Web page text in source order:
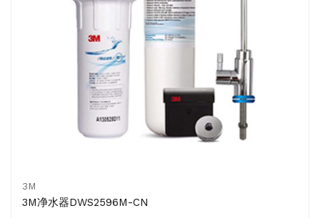
3M
3M净水器DWS2596M-CN